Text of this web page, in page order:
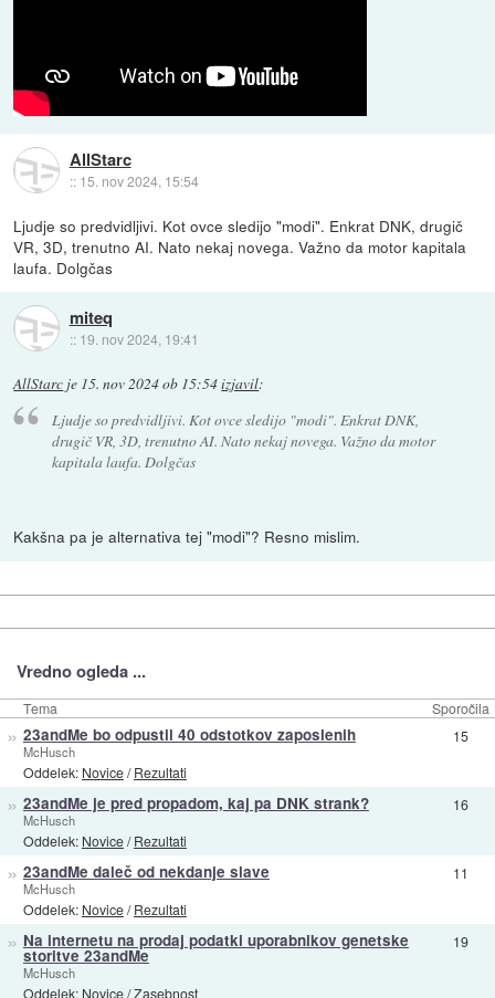
AllStarc
:: 15. nov 2024, 15:54
Ljudje so predvidljivi. Kot ovce sledijo "modi". Enkrat DNK, drugič
VR, 3D, trenutno AI. Nato nekaj novega. Važno da motor kapitala
laufa. Dolgčas
miteq
:: 19. nov 2024, 19:41
AllStarc je 15. nov 2024 ob 15:54izjavil:
Ljudje so predvidljivi. Kot ovce sledijo "modi". Enkrat DNK,
drugič VR, 3D, trenutno AI. Nato nekaj novega. Važno da motor
kapitala laufa. Dolgčas
Kakšna pa je alternativa tej "modi"? Resno mislim.
Vredno ogleda ...
Tema Sporočila
» 23andMe bo odpustil 40 odstotkov zaposlenih
McHusch
Oddelek: Novice/Rezultati
15
» 23andMe je pred propadom, kaj pa DNK strank?
McHusch
Oddelek: Novice/Rezultati
16
» 23andMe daleč od nekdanje slave
McHusch
Oddelek: Novice/Rezultati
11
» Na internetu na prodaj podatki uporabnikov genetske
storitve 23andMe
McHusch
Oddelek: Novice/Zasebnost
19